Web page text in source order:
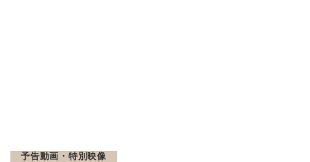
予告動画・特別映像